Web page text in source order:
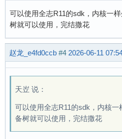
可以使用全志R11的sdk，内核一
树就可以使用，完结撒花
赵龙_e4fd0ccb #4 2026-06-11
天岦 说：
可以使用全志R11的sdk，内核
备树就可以使用，完结撒花